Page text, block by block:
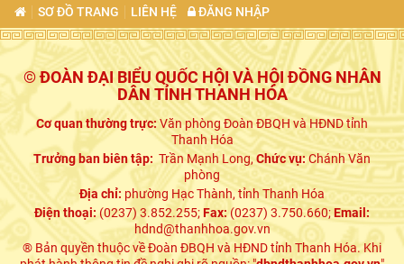
SƠ ĐỒ TRANG LIÊN HỆ ĐĂNG NHẬP
© ĐOÀN ĐẠI BIỂU QUỐC HỘI VÀ HỘI ĐỒNG NHÂN
DÂN TỈNH THANH HÓA
Cơ quan thường trực:Văn phòng Đoàn ĐBQH và HĐND tỉnh
Thanh Hóa
Trưởng ban biên tập: Trần Mạnh Long,Chức vụ:Chánh Văn
phòng
Địa chỉ: phường Hạc Thành, tỉnh Thanh Hóa
Điện thoại: (0237) 3.852.255;Fax:(0237) 3.750.660;Email:
hdnd@thanhhoa.gov.vn
® Bản quyền thuộc về Đoàn ĐBQH và HĐND tỉnh Thanh Hóa. Khi